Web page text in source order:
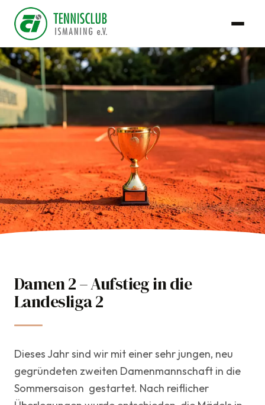
15. Juli 2024
Mannschaften
Damen 2 – Aufstieg in die
Landesliga 2
Dieses Jahr sind wir mit einer sehr jungen, neu
gegründeten zweiten Damenmannschaft in die
Sommersaison gestartet. Nach reiflicher